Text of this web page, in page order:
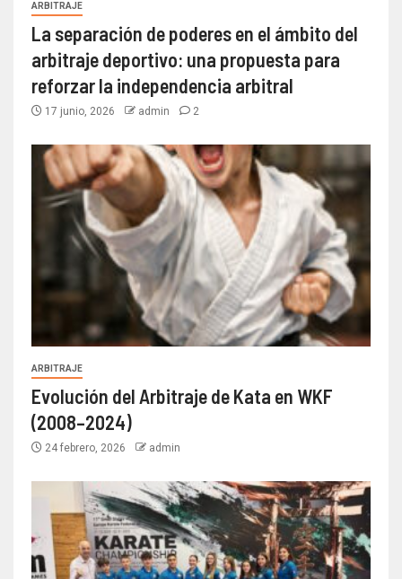
ARBITRAJE
La separación de poderes en el ámbito del
arbitraje deportivo: una propuesta para
reforzar la independencia arbitral
17 junio, 2026 admin 2
ARBITRAJE
Evolución del Arbitraje de Kata en WKF
(2008–2024)
24 febrero, 2026 admin